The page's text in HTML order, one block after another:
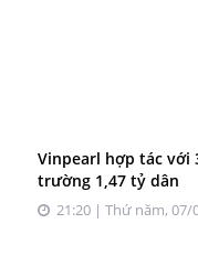
Vinpearl hợp tác với
trường 1,47 tỷ dân
21:20 | Thứ năm, 07/